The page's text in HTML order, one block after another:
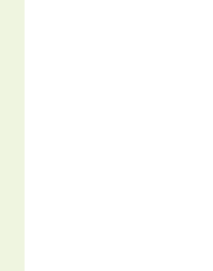
NOUVELLE FENÊTRE